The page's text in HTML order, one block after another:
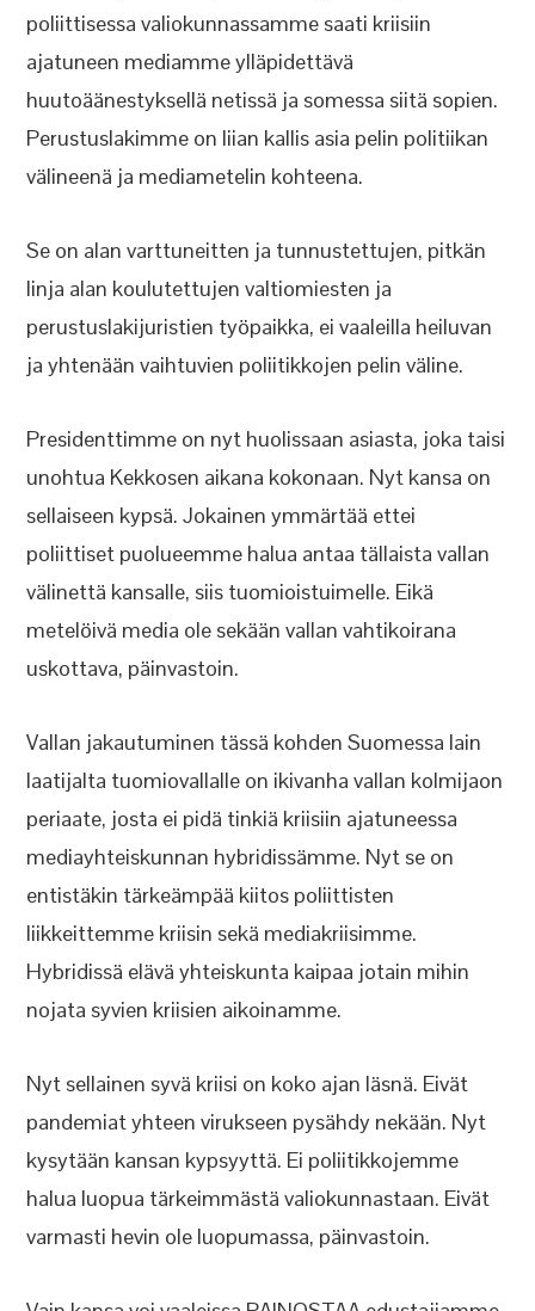
poliittisessa valiokunnassamme saati kriisiin
ajatuneen mediamme ylläpidettävä
huutoäänestyksellä netissä ja somessa siitä sopien.
Perustuslakimme on liian kallis asia pelin politiikan
välineenä ja mediametelin kohteena.
Se on alan varttuneitten ja tunnustettujen, pitkän
linja alan koulutettujen valtiomiesten ja
perustuslakijuristien työpaikka, ei vaaleilla heiluvan
ja yhtenään vaihtuvien poliitikkojen pelin väline.
Presidenttimme on nyt huolissaan asiasta, joka taisi
unohtua Kekkosen aikana kokonaan. Nyt kansa on
sellaiseen kypsä. Jokainen ymmärtää ettei
poliittiset puolueemme halua antaa tällaista vallan
välinettä kansalle, siis tuomioistuimelle. Eikä
metelöivä media ole sekään vallan vahtikoirana
uskottava, päinvastoin.
Vallan jakautuminen tässä kohden Suomessa lain
laatijalta tuomiovallalle on ikivanha vallan kolmijaon
periaate, josta ei pidä tinkiä kriisiin ajatuneessa
mediayhteiskunnan hybridissämme. Nyt se on
entistäkin tärkeämpää kiitos poliittisten
liikkeittemme kriisin sekä mediakriisimme.
Hybridissä elävä yhteiskunta kaipaa jotain mihin
nojata syvien kriisien aikoinamme.
Nyt sellainen syvä kriisi on koko ajan läsnä. Eivät
pandemiat yhteen virukseen pysähdy nekään. Nyt
kysytään kansan kypsyyttä. Ei poliitikkojemme
halua luopua tärkeimmästä valiokunnastaan. Eivät
varmasti hevin ole luopumassa, päinvastoin.